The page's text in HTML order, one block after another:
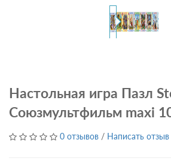
Настольная игра Пазл
Союзмультфильм maxi
0 отзывов / Написать отзыв